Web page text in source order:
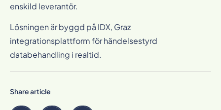
enskild leverantör.
Lösningen är byggd på IDX, Graz
integrationsplattform för händelsestyrd
databehandling i realtid.
Share article